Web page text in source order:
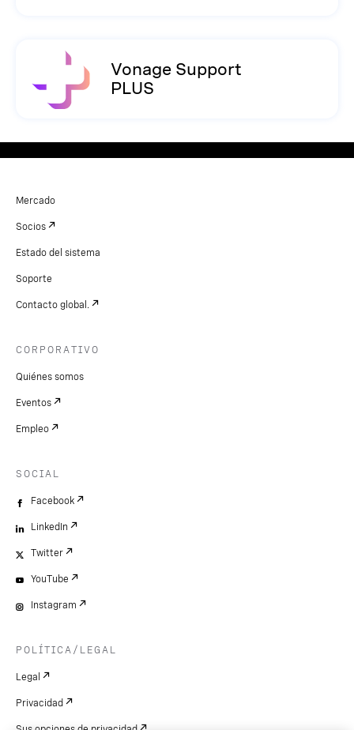
Vonage Support
PLUS
Mercado
Socios
Estado del sistema
Soporte
Contacto global.
CORPORATIVO
Quiénes somos
Eventos
Empleo
SOCIAL
Facebook
LinkedIn
Twitter
YouTube
Instagram
POLÍTICA/LEGAL
Legal
Privacidad